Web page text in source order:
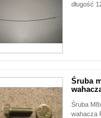
długość
Śruba
Śruba
wahacza